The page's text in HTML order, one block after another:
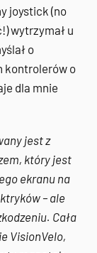
joystick (no
wytrzymał u
o
kontrolerów o
dla mnie
jest z
który jest
ekranu na
– ale
Cała
VisionVelo,